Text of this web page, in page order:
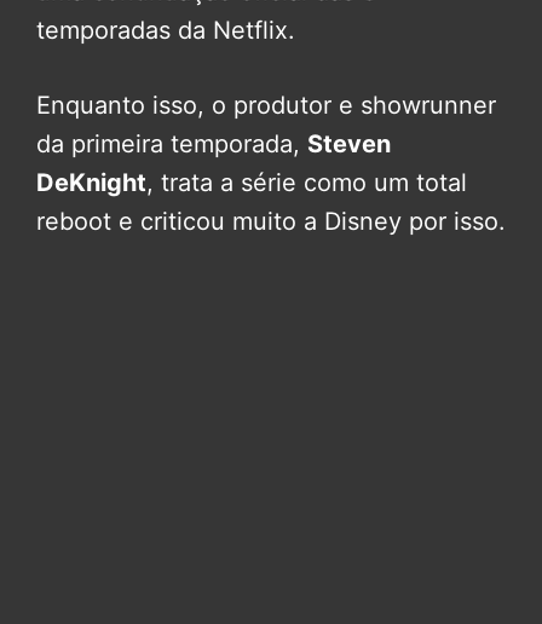
temporadas da Netflix.
Enquanto isso, o produtor e showrunner
da primeira temporada, Steven
DeKnight, trata a série como um total
reboot e criticou muito a Disney por isso.